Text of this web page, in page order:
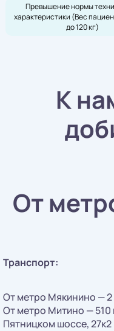
Превышение нормы
характеристики (Вес
до 120 кг)
К
От
Транспорт:
От метро Мякинино —
От метро Митино —
Пятницком шоссе, 27к2